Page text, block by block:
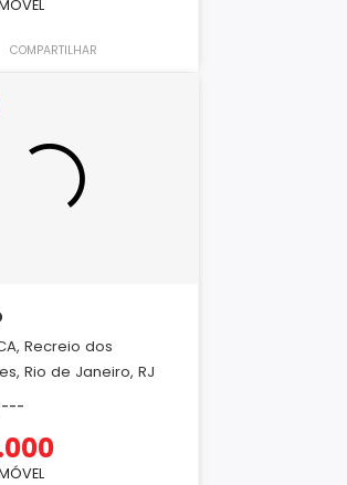
COMPARTILHAR
Recreio dos
Rio de Janeiro, RJ
---